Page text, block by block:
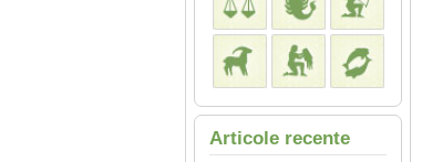
Articole recente